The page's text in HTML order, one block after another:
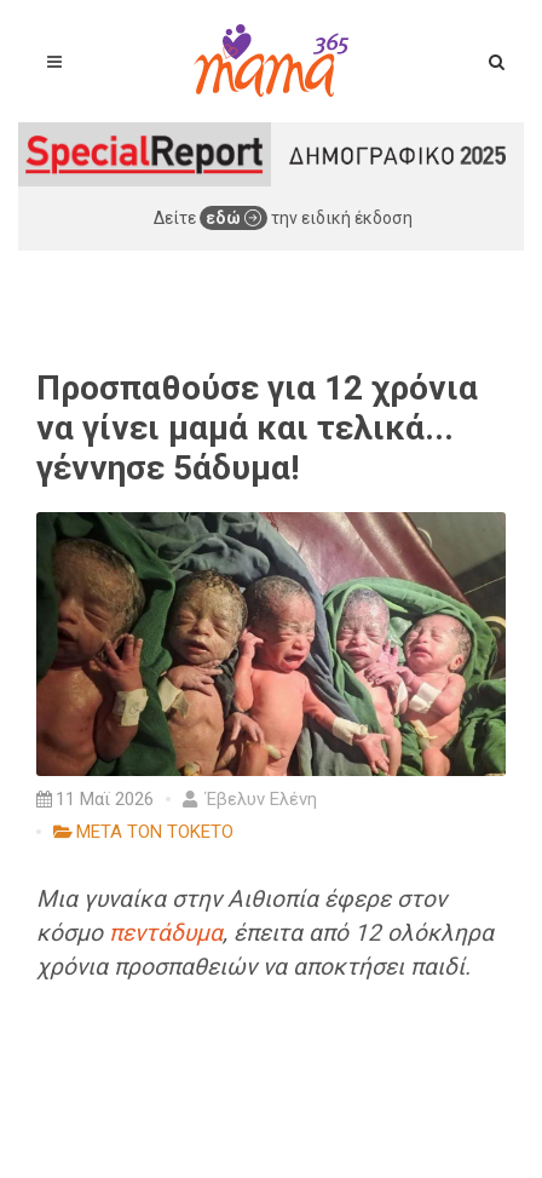
Δείτε εδώ την ειδική έκδοση
Προσπαθούσε για 12 χρόνια
να γίνει μαμά και τελικά...
γέννησε 5άδυμα!
11 Μαϊ 2026
Έβελυν Ελένη
ΜΕΤΑ ΤΟΝ ΤΟΚΕΤΟ
Μια γυναίκα στην Αιθιοπία έφερε στον
κόσμο πεντάδυμα, έπειτα από 12 ολόκληρα
χρόνια προσπαθειών να αποκτήσει παιδί.